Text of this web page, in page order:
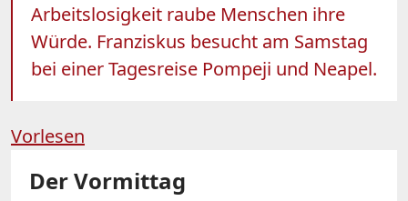
Arbeitslosigkeit raube Menschen ihre
Würde. Franziskus besucht am Samstag
bei einer Tagesreise Pompeji und Neapel.
Vorlesen
Der Vormittag